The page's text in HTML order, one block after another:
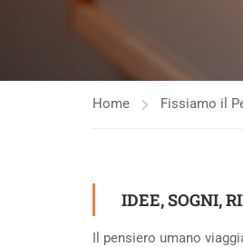
Home Fissiamo il
IDEE, SOGNI,
Il pensiero umano